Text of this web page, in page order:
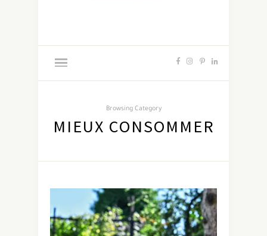
Browsing Category
MIEUX CONSOMMER